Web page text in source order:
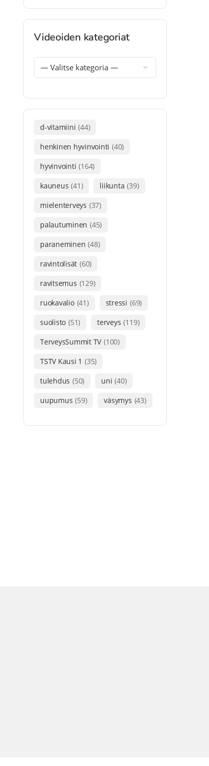
Videoiden kategoriat
d-vitamiini (44)
henkinen hyvinvointi (40)
hyvinvointi (164)
kauneus (41) liikunta (39)
mielenterveys (37)
palautuminen (45)
paraneminen (48)
ravintolisät (60)
ravitsemus (129)
ruokavalio (41) stressi (69)
suolisto (51) terveys (119)
TerveysSummit TV (100)
TSTV Kausi 1 (35)
tulehdus (50) uni (40)
uupumus (59) väsymys (43)